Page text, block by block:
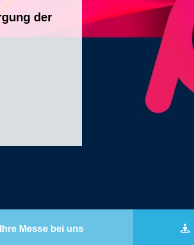
der
Ihre Messe bei uns